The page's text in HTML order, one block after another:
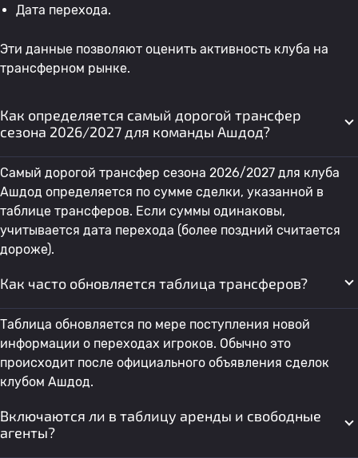
Дата перехода.
Эти данные позволяют оценить активность клуба на
трансферном рынке.
Как определяется самый дорогой трансфер
сезона 2026/2027 для команды Ашдод?
Самый дорогой трансфер сезона 2026/2027 для клуба
Ашдод определяется по сумме сделки, указанной в
таблице трансферов. Если суммы одинаковы,
учитывается дата перехода (более поздний считается
дороже).
Как часто обновляется таблица трансферов?
Таблица обновляется по мере поступления новой
информации о переходах игроков. Обычно это
происходит после официального объявления сделок
клубом Ашдод.
Включаются ли в таблицу аренды и свободные
агенты?